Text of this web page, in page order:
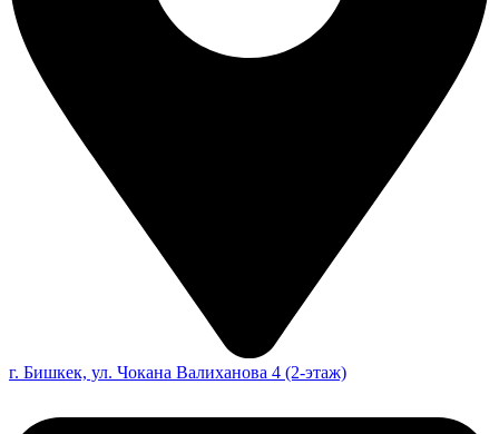
г. Бишкек, ул. Чокана Валиханова 4 (2-этаж)